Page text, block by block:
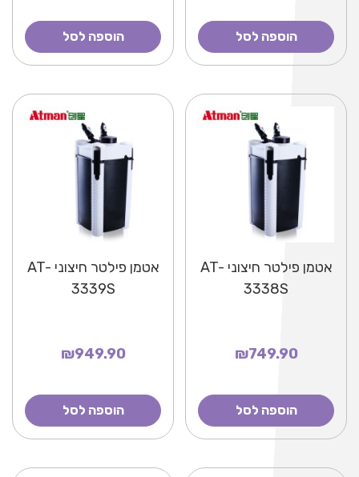
הוספה לסל הוספה לסל
אטמן פילטר חיצוני AT-
3338S
₪749.90
הוספה לסל
אטמן פילטר חיצוני AT-
3339S
₪949.90
הוספה לסל